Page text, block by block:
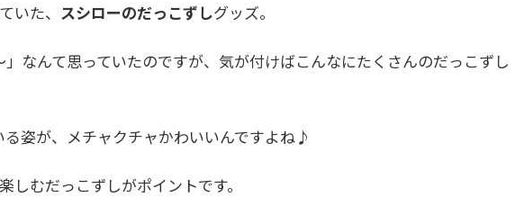
いた、 スシローのだっこずしグッズ。
」なんて思っていたのですが、気が付けばこんなにたくさんのだっこずし
姿が、メチャクチャかわいいんですよね♪
しむだっこずしがポイントです。